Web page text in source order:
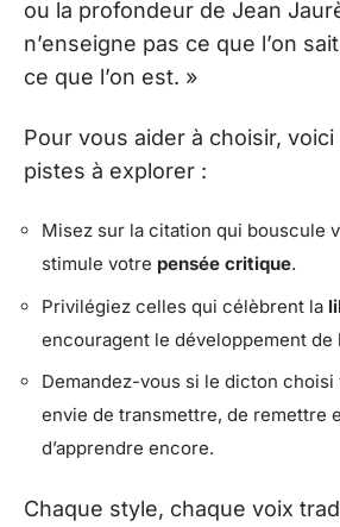
ou la profondeur de Jean
n’enseigne pas ce que l’on
ce que l’on est. »
Pour vous aider à choisir,
pistes à explorer :
Misez sur la citation qui bouscule
stimule votre pensée critique.
Privilégiez celles qui célèbrent la
encouragent le développement de
Demandez-vous si le dicton choisi
envie de transmettre, de remettre
d’apprendre encore.
Chaque style, chaque voix